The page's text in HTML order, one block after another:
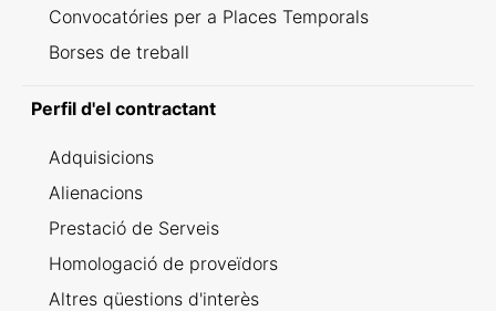
Convocatóries per a Places Temporals
Borses de treball
Perfil d'el contractant
Adquisicions
Alienacions
Prestació de Serveis
Homologació de proveïdors
Altres qüestions d'interès